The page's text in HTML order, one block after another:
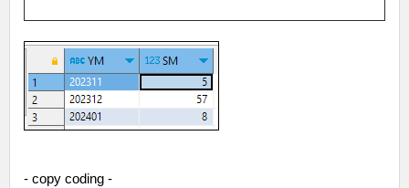
- copy coding -